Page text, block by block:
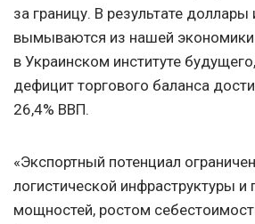
за границу. В результате
вымываются из нашей
в Украинском институте
дефицит торгового баланса
26,4% ВВП.
«Экспортный потенциал
логистической инфраструктуры
мощностей, ростом